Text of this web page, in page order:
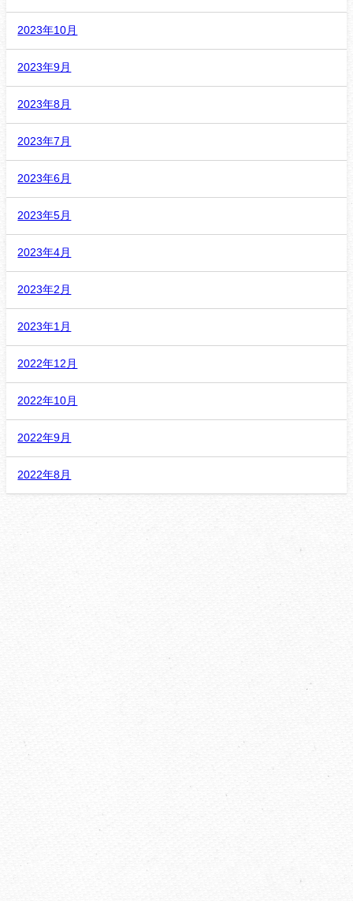
2023年10月
2023年9月
2023年8月
2023年7月
2023年6月
2023年5月
2023年4月
2023年2月
2023年1月
2022年12月
2022年10月
2022年9月
2022年8月